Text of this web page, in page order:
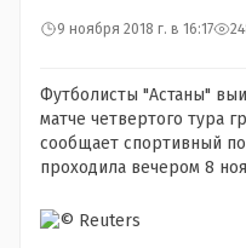
9 ноября 2018 г. в 16:17
Футболисты "Астаны"
матче четвертого тура
сообщает спортивный
проходила вечером 8